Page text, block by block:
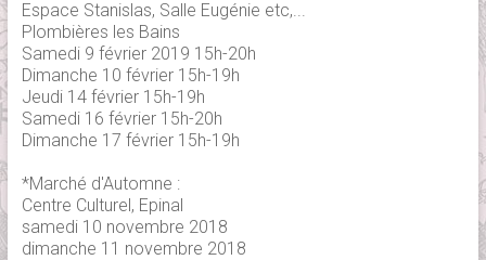
Espace Stanislas, Salle Eugénie etc,...
Plombières les Bains
Samedi 9 février 2019 15h-20h
Dimanche 10 février 15h-19h
Jeudi 14 février 15h-19h
Samedi 16 février 15h-20h
Dimanche 17 février 15h-19h
*Marché d'Automne :
Centre Culturel, Epinal
samedi 10 novembre 2018
dimanche 11 novembre 2018